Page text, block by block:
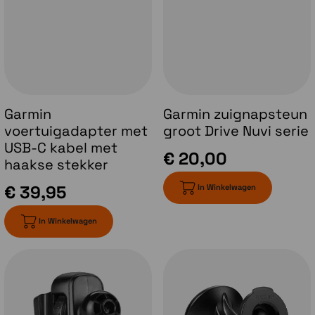
Driver Alerts
waarschuwingen voor scherpe bochten,
snelheidsveranderingen, schoolzones en
meer.
Garmin
voertuigadapter met
USB-C kabel met
haakse stekker
€ 39,95
In Winkelwagen
Garmin zuignapsteun
groot Drive Nuvi serie
€ 20,00
In Winkelwagen